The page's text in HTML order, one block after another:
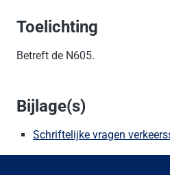
Toelichting
Betreft de N605.
Bijlage(s)
Schriftelijke vragen